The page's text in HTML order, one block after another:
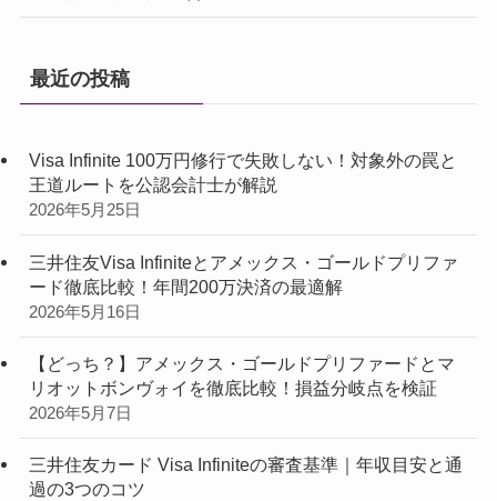
最近の投稿
Visa Infinite 100万円修行で失敗しない！対象外の罠と
王道ルートを公認会計士が解説
2026年5月25日
三井住友Visa Infiniteとアメックス・ゴールドプリファ
ード徹底比較！年間200万決済の最適解
2026年5月16日
【どっち？】アメックス・ゴールドプリファードとマ
リオットボンヴォイを徹底比較！損益分岐点を検証
2026年5月7日
三井住友カード Visa Infiniteの審査基準｜年収目安と通
過の3つのコツ